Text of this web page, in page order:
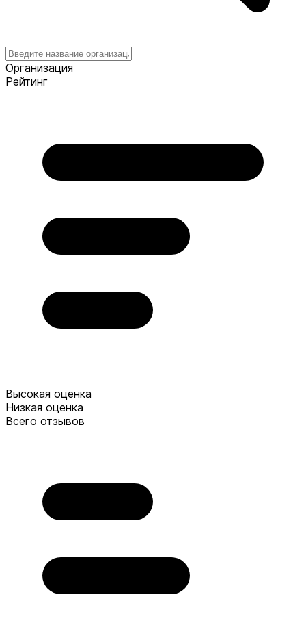
Организация
Рейтинг
Высокая оценка
Низкая оценка
Всего отзывов